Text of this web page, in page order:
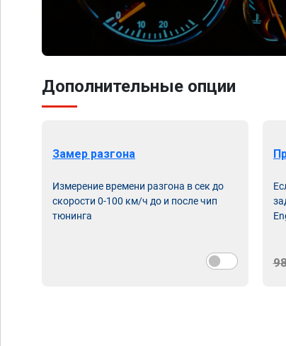
Дополнительные опции
Замер разгона
Измерение времени разгона в сек до
скорости 0-100 км/ч до и после чип
тюнинга